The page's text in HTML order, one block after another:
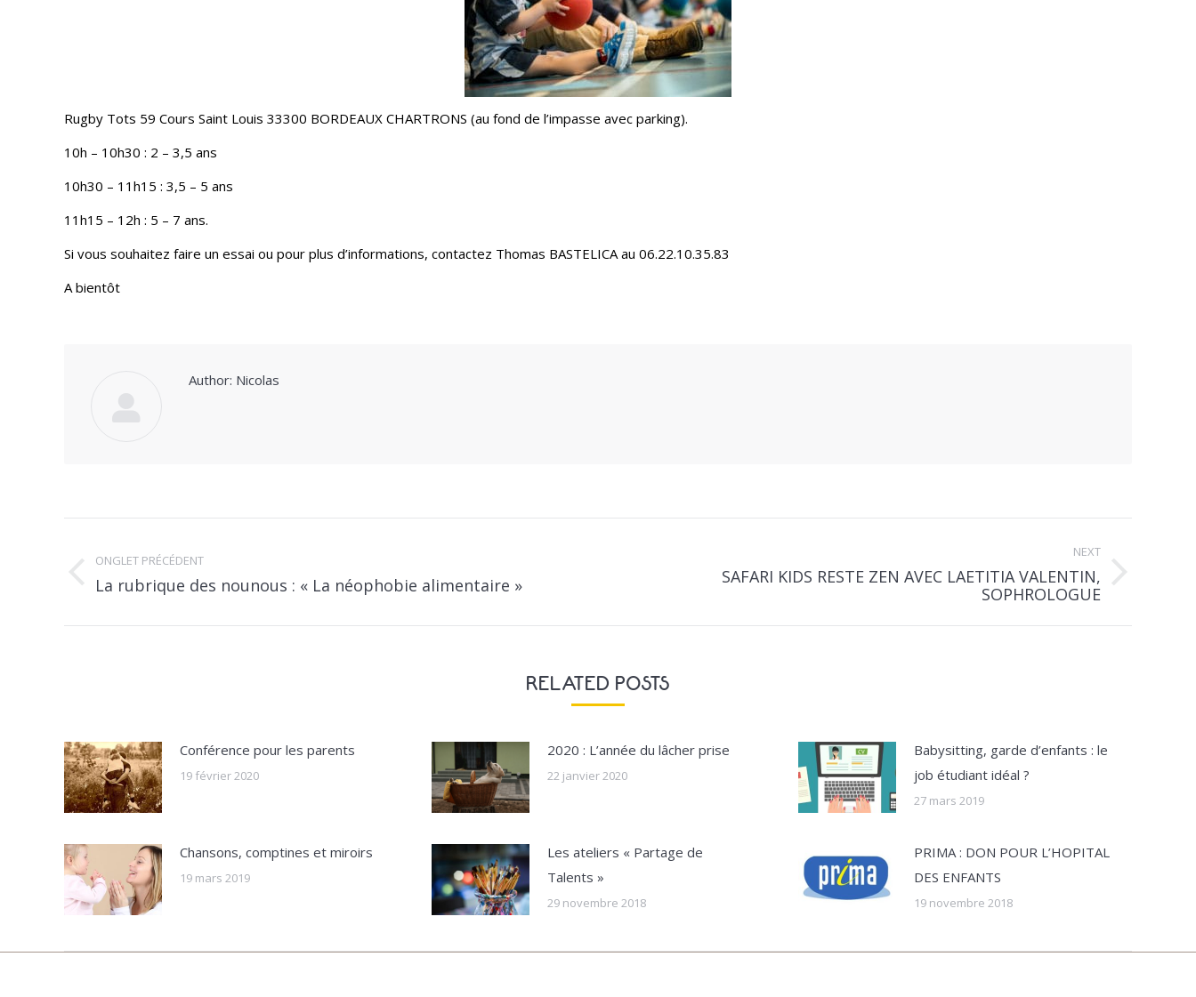
Rugby Tots 59 Cours Saint Louis 33300 BORDEAUX CHARTRONS (au fond de l’impasse avec parking).
10h – 10h30 : 2 – 3,5 ans
10h30 – 11h15 : 3,5 – 5 ans
11h15 – 12h : 5 – 7 ans.
Si vous souhaitez faire un essai ou pour plus d’informations, contactez Thomas BASTELICA au 06.22.10.35.83
A bientôt
Author: Nicolas
NAVIGATION
ONGLET PRÉCÉDENT
Previous
La rubrique des nounous : « La néophobie alimentaire »
NEXT
SAFARI KIDS RESTE ZEN AVEC LAETITIA VALENTIN,
SOPHROLOGUE
RELATED POSTS
Conférence pour les parents
19 février 2020
2020 : L’année du lâcher prise
22 janvier 2020
Babysitting, garde d’enfants : le
job étudiant idéal ?
27 mars 2019
Chansons, comptines et miroirs
19 mars 2019
Les ateliers « Partage de
Talents »
29 novembre 2018
PRIMA : DON POUR L’HOPITAL
DES ENFANTS
19 novembre 2018